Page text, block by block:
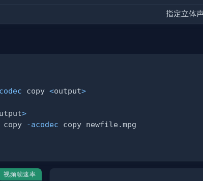
指定立体
copy <output>
>
copy -acodec
视频帧速率